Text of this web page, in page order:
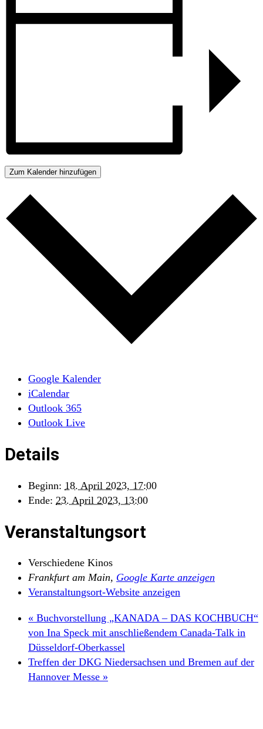
Zum Kalender hinzufügen
Google Kalender
iCalendar
Outlook 365
Outlook Live
Details
Beginn: 18. April 2023, 17:00
Ende: 23. April 2023, 13:00
Veranstaltungsort
Verschiedene Kinos
Frankfurt am Main, Google Karte anzeigen
Veranstaltungsort-Website anzeigen
« Buchvorstellung „KANADA – DAS KOCHBUCH“
von Ina Speck mit anschließendem Canada-Talk in
Düsseldorf-Oberkassel
Treffen der DKG Niedersachsen und Bremen auf der
Hannover Messe »